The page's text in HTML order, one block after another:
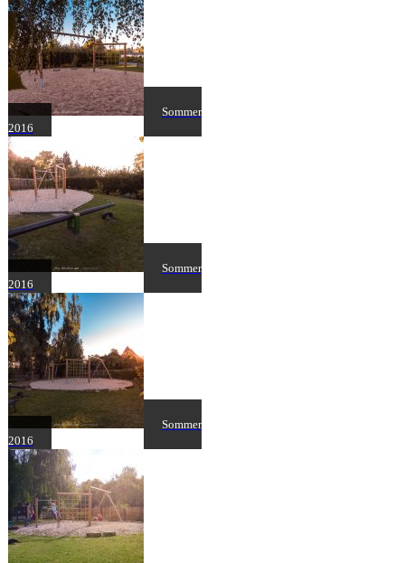
Sommer
2016
Sommer
2016
Sommer
2016